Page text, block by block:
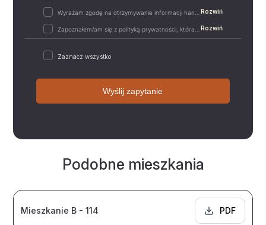
Rozwiń
Rozwiń
Zaznacz wszystko
Wyślij zapytanie
Podobne mieszkania
Mieszkanie B - 114 PDF